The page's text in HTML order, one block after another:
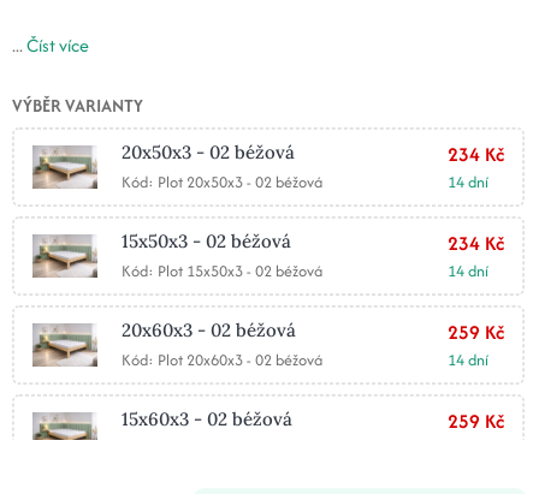
...Číst více
VÝBĚR VARIANTY
20x50x3 - 02 béžová
Kód: Plot 20x50x3 - 02 béžová
234 Kč
14 dní
15x50x3 - 02 béžová
Kód: Plot 15x50x3 - 02 béžová
234 Kč
14 dní
20x60x3 - 02 béžová
Kód: Plot 20x60x3 - 02 béžová
259 Kč
14 dní
15x60x3 - 02 béžová
259 Kč